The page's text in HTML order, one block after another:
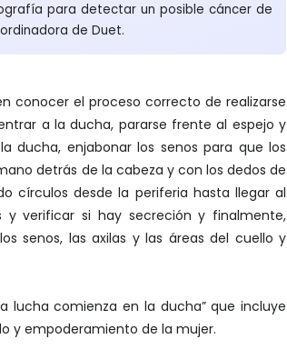
para detectar un posible cáncer de
de Duet.
conocer el proceso correcto de realizarse
a la ducha, pararse frente al espejo y
ducha, enjabonar los senos para que los
detrás de la cabeza y con los dedos de
círculos desde la periferia hasta llegar al
y verificar si hay secreción y finalmente,
senos, las axilas y las áreas del cuello y
lucha comienza en la ducha” que incluye
y empoderamiento de la mujer.